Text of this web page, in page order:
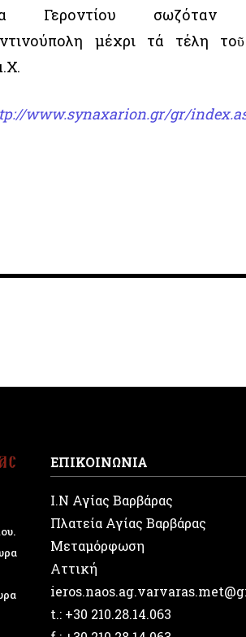
Γεροντίου σωζόταν
μέχρι τά τέλη
www.synaxarion.gr/gr/
ΕΠΙΚΟΙΝΩΝΙΑ
Ι.Ν Αγίας Βαρβάρας
Πλατεία Αγίας Βαρβάρας
Μεταμόρφωση
Αττική
t.: +30 210.28.14.063